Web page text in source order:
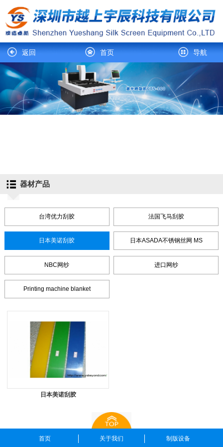
返回 首页 导航
器材产品
台湾优力刮胶 法国飞马刮胶
日本美诺刮胶 日本ASADA不锈钢丝网 MS
NBC网纱 进口网纱
Printing machine blanket
日本美诺刮胶
首页 关于我们 制版设备